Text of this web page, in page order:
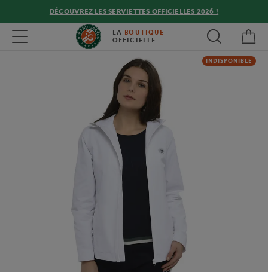
DÉCOUVREZ LES SERVIETTES OFFICIELLES 2026 !
Toggle navigation LA BOUTIQUE
OFFICIELLE
INDISPONIBLE